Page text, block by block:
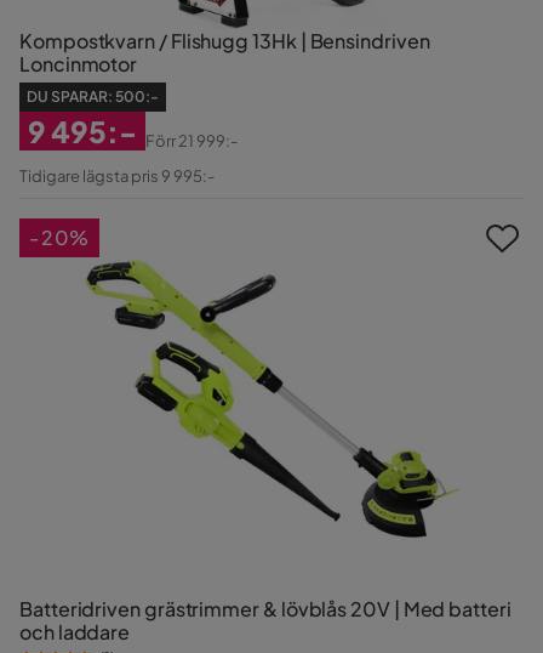
Kompostkvarn / Flishugg 13Hk | Bensindriven
Loncinmotor
DU SPARAR: 500:-
Rabatterat
9 495:-
Original
Förr21 999:-
Tidigare lägsta pris 9 995:-
Batteridriven grästrimmer & lövblås 20V | Med batteri
och laddare
-20%